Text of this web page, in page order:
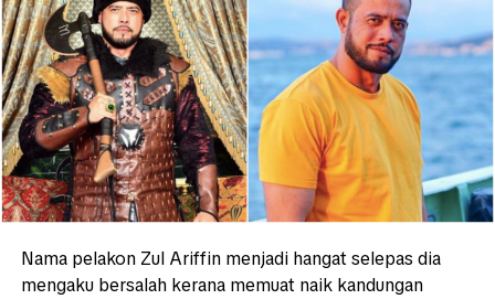
Nama pelakon Zul Ariffin menjadi hangat selepas dia
mengaku bersalah kerana memuat naik kandungan